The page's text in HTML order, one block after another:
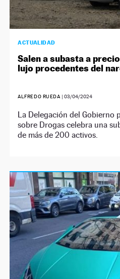
ACTUALIDAD
Salen a subasta a
lujo procedentes del
ALFREDO RUEDA | 03/04/2024
La Delegación del Gobierno
sobre Drogas celebra una
de más de 200 activos.